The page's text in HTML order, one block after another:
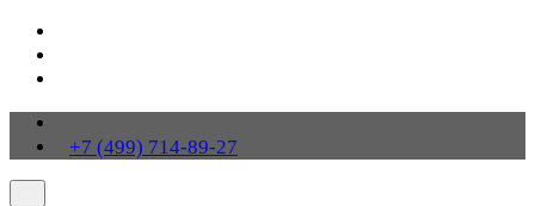
+7 (499) 714-89-27